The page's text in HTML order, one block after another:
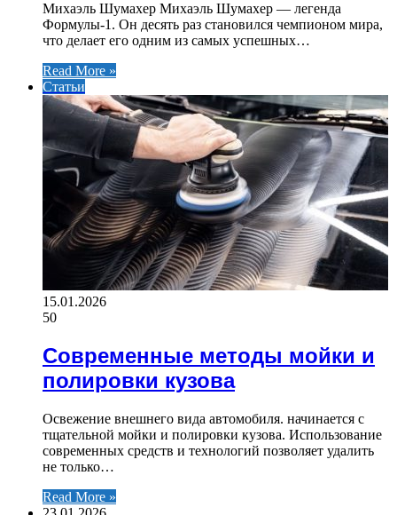
Михаэль Шумахер Михаэль Шумахер — легенда
Формулы-1. Он десять раз становился чемпионом мира,
что делает его одним из самых успешных…
Read More »
Статьи
15.01.2026
50
Современные методы мойки и
полировки кузова
Освежение внешнего вида автомобиля. начинается с
тщательной мойки и полировки кузова. Использование
современных средств и технологий позволяет удалить
не только…
Read More »